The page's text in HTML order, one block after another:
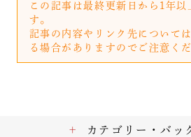
この記事は最終更新日から1年以
す。
記事の内容やリンク先について
る場合がありますのでご注意くだ
カテゴリー・バッ